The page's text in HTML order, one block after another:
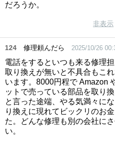
だろうか。
非表示
124 修理頼んだら 2025/10/26
電話をするといつも来る修理
取り換えが無いと不具合もこ
います。8000円程で Amazon
ットで売っている部品を取り
と言った途端、やる気満々に
り換えに現れてビックリのお
た。どんな修理も別の会社に
い。